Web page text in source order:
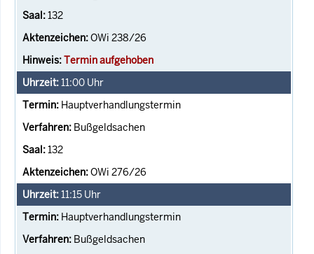
132
OWi 238/26
Termin aufgehoben
11:00 Uhr
Hauptverhandlungstermin
Bußgeldsachen
132
OWi 276/26
11:15 Uhr
Hauptverhandlungstermin
Bußgeldsachen